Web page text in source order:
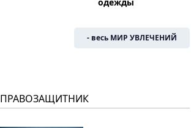
- весь МИР УВЛЕЧЕНИЙ
ПРАВОЗАЩИТНИК